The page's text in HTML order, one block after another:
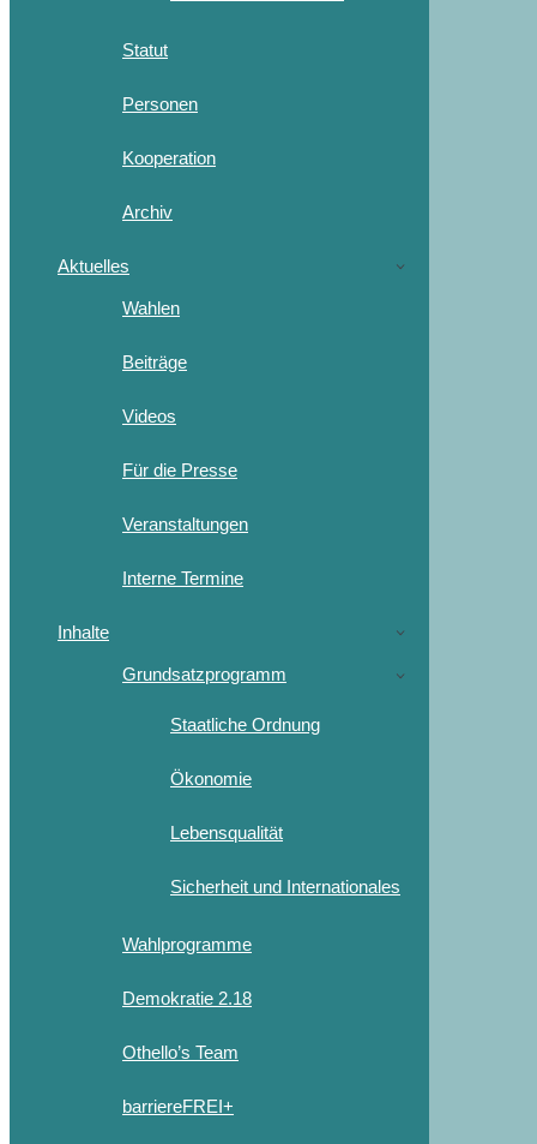
Statut
Personen
Kooperation
Archiv
Aktuelles
Wahlen
Beiträge
Videos
Für die Presse
Veranstaltungen
Interne Termine
Inhalte
Grundsatzprogramm
Staatliche Ordnung
Ökonomie
Lebensqualität
Sicherheit und Internationales
Wahlprogramme
Demokratie 2.18
Othello’s Team
barriereFREI+